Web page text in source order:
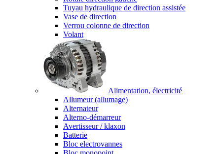
Tuyau hydraulique de direction assistée
Vase de direction
Verrou colonne de direction
Volant
Alimentation, électricité
Allumeur (allumage)
Alternateur
Alterno-démarreur
Avertisseur / klaxon
Batterie
Bloc electrovannes